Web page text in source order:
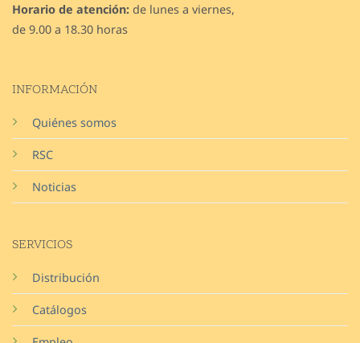
INFORMACIÓN
Quiénes somos
RSC
Noticias
SERVICIOS
Distribución
Catálogos
Horario de atención: de lunes a viernes,
de 9.00 a 18.30 horas